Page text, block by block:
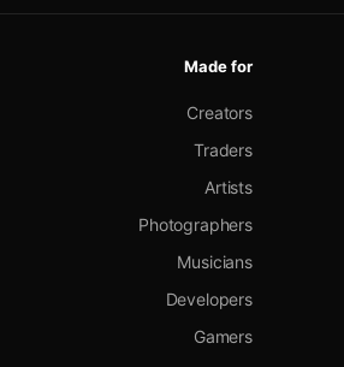
Made for
Creators
Traders
Artists
Photographers
Musicians
Developers
Gamers